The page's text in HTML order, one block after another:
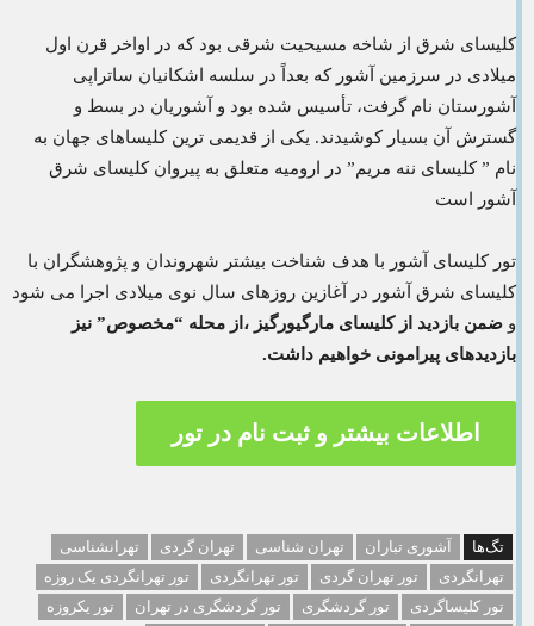
کلیسای شرق از شاخه مسیحیت شرقی بود که در اواخر قرن اول
میلادی در سرزمین آشور که بعداً در سلسه اشکانیان ساتراپی
آشورستان نام گرفت، تأسیس شده بود و آشوریان در بسط و
گسترش آن بسیار کوشیدند. یکی از قدیمی ترین کلیساهای جهان به
نام ” کلیسای ننه مریم” در ارومیه متعلق به پیروان کلیسای شرق
آشور است
تور کلیسای آشور با هدف شناخت بیشتر شهروندان و پژوهشگران با
کلیسای شرق آشور در آغازین روزهای سال نوی میلادی اجرا می شود
و ضمن بازدید از کلیسای مارگیورگیز ،از محله “مخصوص” نیز
بازدیدهای پیرامونی خواهیم داشت.
اطلاعات بیشتر و ثبت نام در تور
تگ‌ها آشوری تباران تهران شناسی تهران گردی
تهرانشناسی
تهرانگردی
تور تهران گردی تور تهرانگردی
تور تهرانگردی یک روزه
تور کلیساگردی
تور گردشگری تور گردشگری در تهران
تور یکروزه